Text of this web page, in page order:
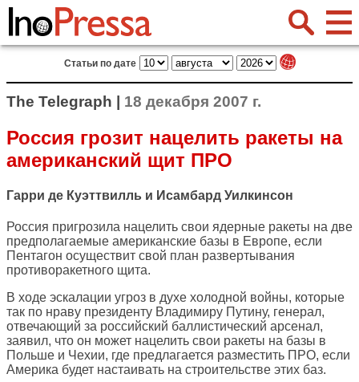
Статьи по дате
The Telegraph | 18 декабря 2007 г.
Россия грозит нацелить ракеты на
американский щит ПРО
Гарри де Куэттвилль и Исамбард Уилкинсон
Россия пригрозила нацелить свои ядерные ракеты на две
предполагаемые американские базы в Европе, если
Пентагон осуществит свой план развертывания
противоракетного щита.
В ходе эскалации угроз в духе холодной войны, которые
так по нраву президенту Владимиру Путину, генерал,
отвечающий за российский баллистический арсенал,
заявил, что он может нацелить свои ракеты на базы в
Польше и Чехии, где предлагается разместить ПРО, если
Америка будет настаивать на строительстве этих баз.